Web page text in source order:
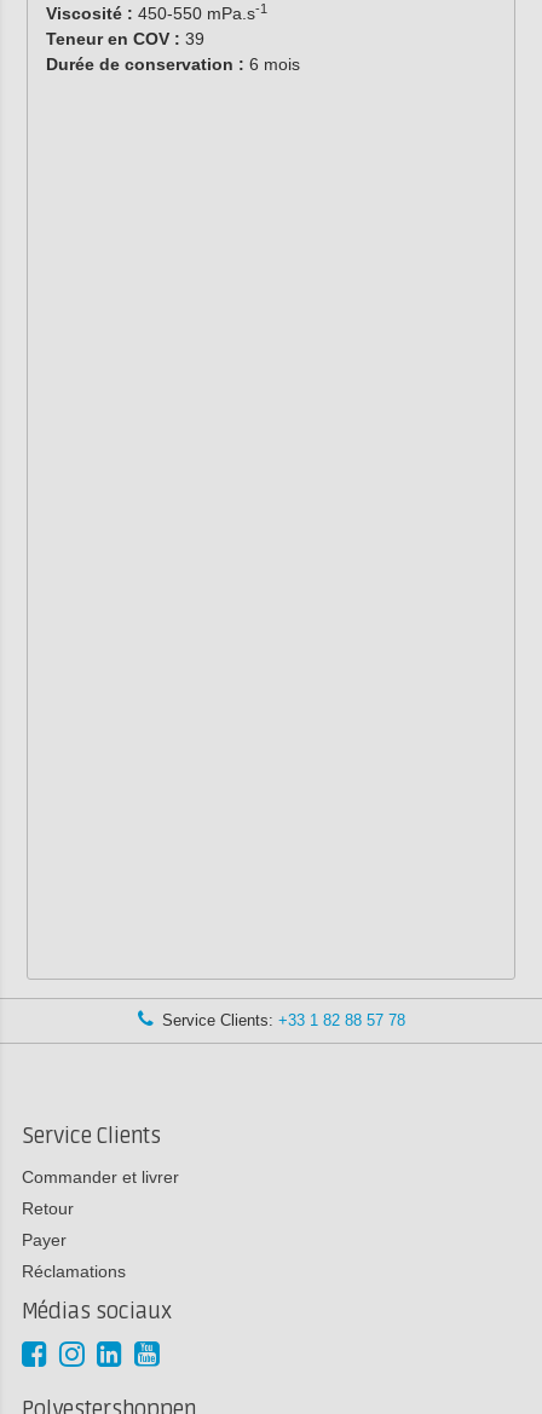
Viscosité : 450-550 mPa.s-1
Teneur en COV : 39
Durée de conservation : 6 mois
Service Clients: +33 1 82 88 57 78
Service Clients
Commander et livrer
Retour
Payer
Réclamations
Médias sociaux